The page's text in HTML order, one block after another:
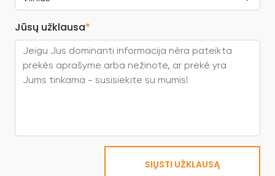
Jūsų užklausa*
SIŲSTI UŽKLAUSĄ